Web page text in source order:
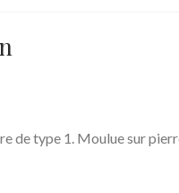
de type 1. Moulue sur